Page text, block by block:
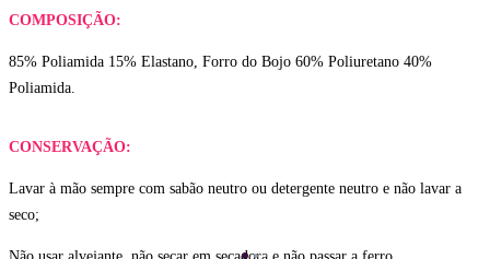
COMPOSIÇÃO:
85% Poliamida 15% Elastano, Forro do Bojo 60% Poliuretano 40%
Poliamida.
CONSERVAÇÃO:
Lavar à mão sempre com sabão neutro ou detergente neutro e não lavar a
seco;